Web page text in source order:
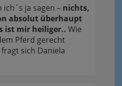
ich´s ja sagen – nichts,
absolut überhaupt
ist mir heiliger.. Wie
Pferd gerecht
sich Daniela